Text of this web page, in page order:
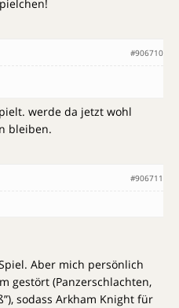
#906710
werde da jetzt wohl
bleiben.
#906711
Aber mich persönlich
gestört (Panzerschlachten,
sodass Arkham Knight für